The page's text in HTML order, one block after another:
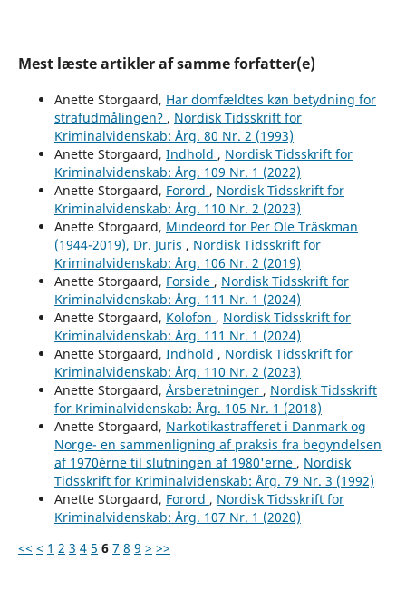
Mest læste artikler af samme forfatter(e)
Anette Storgaard, Har domfældtes køn betydning for
strafudmålingen? , Nordisk Tidsskrift for
Kriminalvidenskab: Årg. 80 Nr. 2 (1993)
Anette Storgaard, Indhold , Nordisk Tidsskrift for
Kriminalvidenskab: Årg. 109 Nr. 1 (2022)
Anette Storgaard, Forord , Nordisk Tidsskrift for
Kriminalvidenskab: Årg. 110 Nr. 2 (2023)
Anette Storgaard, Mindeord for Per Ole Träskman
(1944-2019), Dr. Juris , Nordisk Tidsskrift for
Kriminalvidenskab: Årg. 106 Nr. 2 (2019)
Anette Storgaard, Forside , Nordisk Tidsskrift for
Kriminalvidenskab: Årg. 111 Nr. 1 (2024)
Anette Storgaard, Kolofon , Nordisk Tidsskrift for
Kriminalvidenskab: Årg. 111 Nr. 1 (2024)
Anette Storgaard, Indhold , Nordisk Tidsskrift for
Kriminalvidenskab: Årg. 110 Nr. 2 (2023)
Anette Storgaard, Årsberetninger , Nordisk Tidsskrift
for Kriminalvidenskab: Årg. 105 Nr. 1 (2018)
Anette Storgaard, Narkotikastrafferet i Danmark og
Norge- en sammenligning af praksis fra begyndelsen
af 1970érne til slutningen af 1980'erne , Nordisk
Tidsskrift for Kriminalvidenskab: Årg. 79 Nr. 3 (1992)
Anette Storgaard, Forord , Nordisk Tidsskrift for
Kriminalvidenskab: Årg. 107 Nr. 1 (2020)
<< < 1 2 3 4 5 6 7 8 9 > >>